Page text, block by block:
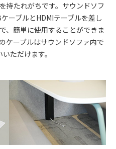
持たれがちです。サウンドソフ
ーブルとHDMIテーブルを差し
、簡単に使用することができま
ケーブルはサウンドソファ内で
ただけます。